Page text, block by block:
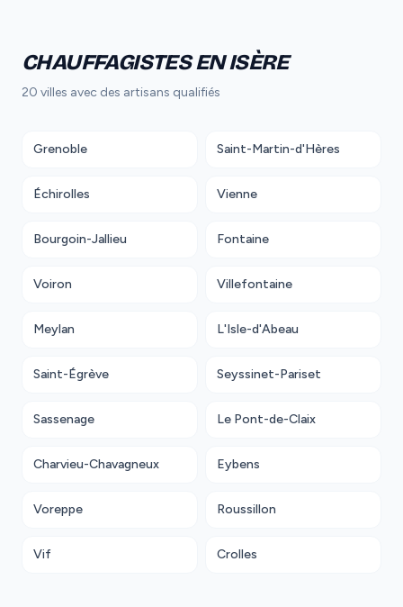
CHAUFFAGISTES EN ISÈRE
20 villes avec des artisans qualifiés
Grenoble Saint-Martin-d'Hères
Échirolles Vienne
Bourgoin-Jallieu Fontaine
Voiron Villefontaine
Meylan L'Isle-d'Abeau
Saint-Égrève Seyssinet-Pariset
Sassenage Le Pont-de-Claix
Charvieu-Chavagneux Eybens
Voreppe Roussillon
Vif Crolles